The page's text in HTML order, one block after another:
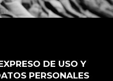
DE USO Y
PERSONALES